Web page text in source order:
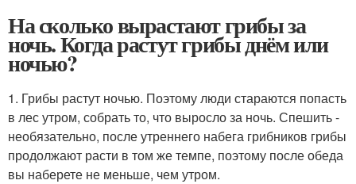
На сколько вырастают грибы за
ночь. Когда растут грибы днём или
ночью?
1. Грибы растут ночью. Поэтому люди стараются попасть
в лес утром, собрать то, что выросло за ночь. Спешить -
необязательно, после утреннего набега грибников грибы
продолжают расти в том же темпе, поэтому после обеда
вы наберете не меньше, чем утром.